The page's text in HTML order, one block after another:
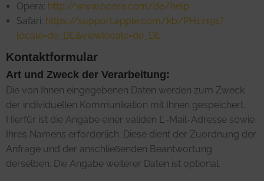
Opera: http://www.opera.com/de/help
Safari: https://support.apple.com/kb/PH17191?
locale=de_DE&viewlocale=de_DE
Kontaktformular
Art und Zweck der Verarbeitung:
Die von Ihnen eingegebenen Daten werden zum Zweck
der individuellen Kommunikation mit Ihnen gespeichert.
Hierfür ist die Angabe einer validen E-Mail-Adresse sowie
Ihres Namens erforderlich. Diese dient der Zuordnung der
Anfrage und der anschließenden Beantwortung
derselben. Die Angabe weiterer Daten ist optional.